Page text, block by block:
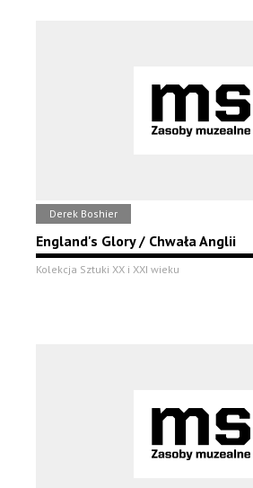
Derek Boshier
England's Glory / Chwała Anglii
Kolekcja Sztuki XX i XXI wieku